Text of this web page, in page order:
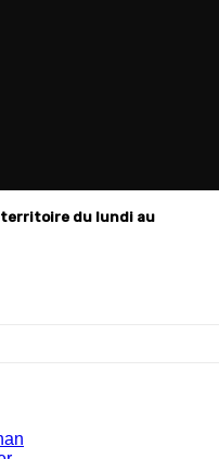
du lundi au